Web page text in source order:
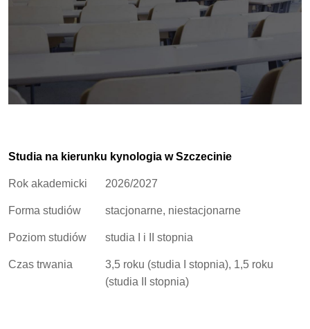
Studia na kierunku kynologia w Szczecinie
Rok akademicki 2026/2027
Forma studiów stacjonarne, niestacjonarne
Poziom studiów studia I i II stopnia
Czas trwania
3,5 roku (studia I stopnia), 1,5 roku
(studia II stopnia)